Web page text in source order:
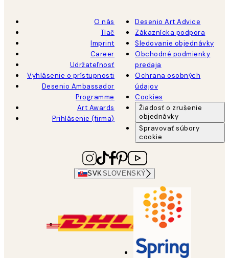
O nás
Tlač
Imprint
Career
Udržateľnosť
Vyhlásenie o prístupnosti
Desenio Ambassador
Programme
Art Awards
Prihlásenie (firma)
Desenio Art Advice
Zákaznícka podpora
Sledovanie objednávky
Obchodné podmienky
predaja
Ochrana osobných
údajov
Cookies
Žiadosť o zrušenie
objednávky
Spravovať súbory
cookie
SVKSLOVENSKÝ